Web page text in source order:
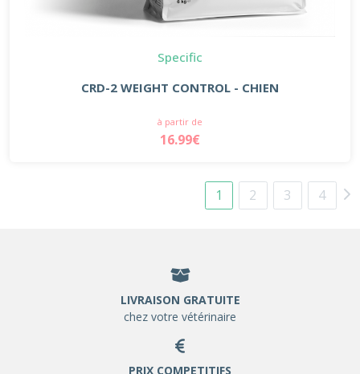
Specific
CRD-2 WEIGHT CONTROL - CHIEN
à partir de
16.99€
1 2 3 4
LIVRAISON GRATUITE
chez votre vétérinaire
PRIX COMPETITIFS